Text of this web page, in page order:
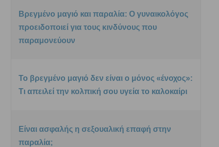
Βρεγμένο μαγιό και παραλία: Ο γυναικολόγος
προειδοποιεί για τους κινδύνους που
παραμονεύουν
Το βρεγμένο μαγιό δεν είναι ο μόνος «ένοχος»:
Τι απειλεί την κολπική σου υγεία το καλοκαίρι
Είναι ασφαλής η σεξουαλική επαφή στην
παραλία;